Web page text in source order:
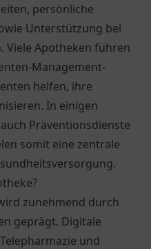
persönliche
Unterstützung bei
Viele Apotheken führen
Management-
helfen, ihre
In einigen
Präventionsdienste
somit eine zentrale
zunehmend durch
geprägt. Digitale
und